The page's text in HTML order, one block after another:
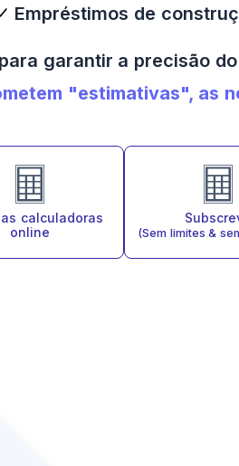
Empréstimos de
garantir a precisão do
"estimativas", as
calculadoras
online
(Sem limites &